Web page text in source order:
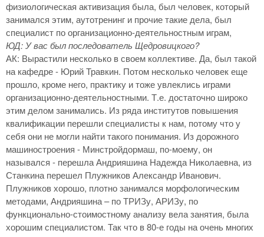
физиологическая активизация была, был человек, который
занимался этим, аутотренинг и прочие такие дела, был
специалист по организационно-деятельностным играм,
ЮД: У вас был последователь Щедровицкого?
АК: Вырастили несколько в своем коллективе. Да, был такой
на кафедре - Юрий Травкин. Потом несколько человек еще
прошло, кроме него, практику и тоже увлеклись играми
организационно-деятельностными. Т.е. достаточно широко
этим делом занимались. Из ряда институтов повышения
квалификации перешли специалисты к нам, потому что у
себя они не могли найти такого понимания. Из дорожного
машиностроения - Минстройдормаш, по-моему, он
назывался - перешла Андрияшина Надежда Николаевна, из
Станкина перешел Плужников Александр Иванович.
Плужников хорошо, плотно занимался морфологическим
методами, Андрияшина – по ТРИЗу, АРИЗу, по
функционально-стоимостному анализу вела занятия, была
хорошим специалистом. Так что в 80-е годы на очень многих